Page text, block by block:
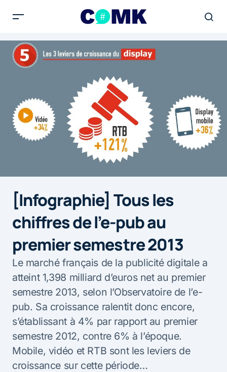
[Infographie] Tous les
chiffres de l’e-pub au
premier semestre 2013
Le marché français de la publicité digitale a
atteint 1,398 milliard d’euros net au premier
semestre 2013, selon l’Observatoire de l’e-
pub. Sa croissance ralentit donc encore,
s’établissant à 4% par rapport au premier
semestre 2012, contre 6% à l’époque.
Mobile, vidéo et RTB sont les leviers de
croissance sur cette période…